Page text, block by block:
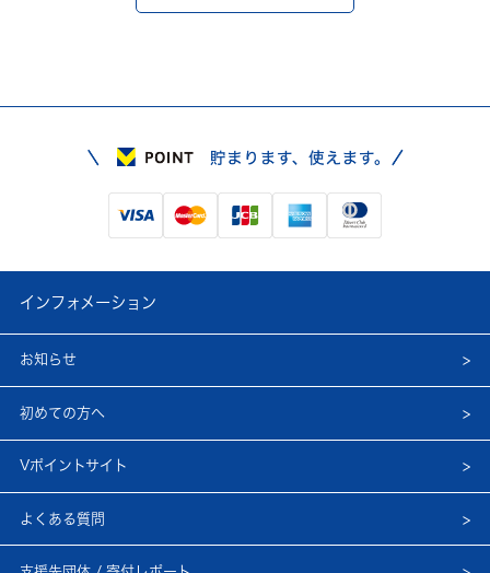
インフォメーション
お知らせ
初めての方へ
Vポイントサイト
よくある質問